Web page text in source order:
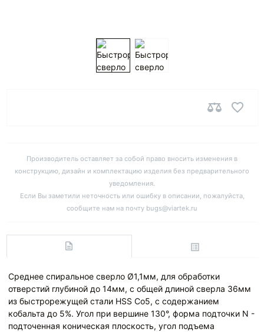
Производитель оставляет за собой право вносить изменения в
конструкцию, дизайн и комплектацию изделия без предварительного
уведомления.
Если Вы заметили неточность или ошибку в описании, пожалуйста,
сообщите нам на почту bugs@viartek.ru
Среднее спиральное сверло Ø1,1мм, для обработки
отверстий глубиной до 14мм, с общей длиной сверла 36мм
из быстрорежущей стали HSS Co5, с содержанием
кобальта до 5%. Угол при вершине 130°, форма подточки N -
подточенная коническая плоскость, угол подъема